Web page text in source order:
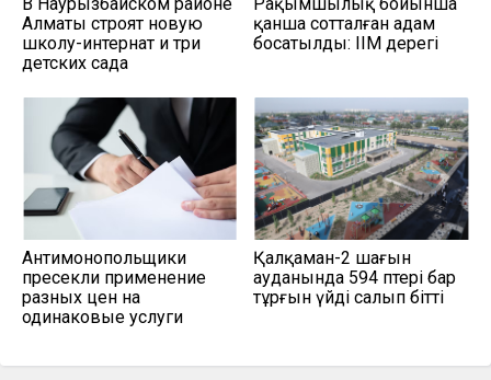
Алматы строят новую
школу-интернат и три
детских сада
қанша сотталған адам
босатылды: ІІМ дерегі
Антимонопольщики
пресекли применение
разных цен на
одинаковые услуги
Қалқаман-2 шағын
ауданында 594 пәтері бар
тұрғын үйді салып бітті